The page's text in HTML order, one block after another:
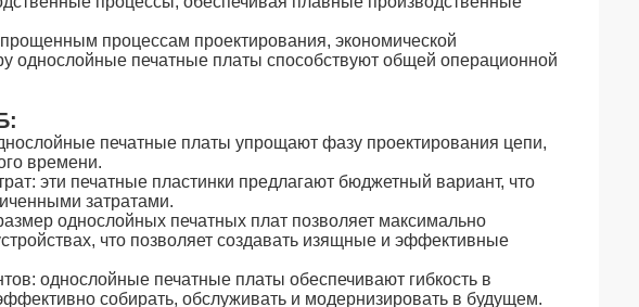
процессам проектирования, экономической
однослойные печатные платы способствуют общей операционной
печатные платы упрощают фазу проектирования цепи,
времени.
эти печатные пластинки предлагают бюджетный вариант, что
затратами.
однослойных печатных плат позволяет максимально
что позволяет создавать изящные и эффективные
однослойные печатные платы обеспечивают гибкость в
собирать, обслуживать и модернизировать в будущем.